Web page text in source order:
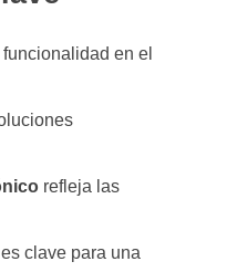
en el
refleja las
clave para una